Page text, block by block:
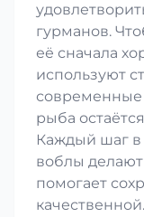
гурманов.
её сначала
используют
современные
рыба
Каждый шаг в
воблы
помогает